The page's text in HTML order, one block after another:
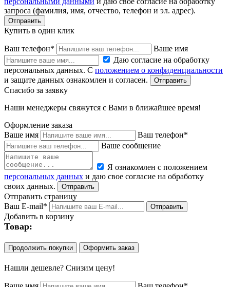
запроса (фамилия, имя, отчество, телефон и эл. адрес).
Купить в один клик
Ваш телефон*
Ваше имя
Даю согласие на обработку
персональных данных. С положением о конфиденциальности
и защите данных ознакомлен и согласен.
Спасибо за заявку
Наши менеджеры свяжутся с Вами в ближайшее время!
Оформление заказа
Ваше имя
Ваш телефон*
Ваше сообщение
Я ознакомлен с положением
персональных данных и даю свое согласие на обработку
своих данных.
Отправить страницу
Ваш E-mail*
Добавить в корзину
Товар:
Продолжить покупки Оформить заказ
Нашли дешевле? Снизим цену!